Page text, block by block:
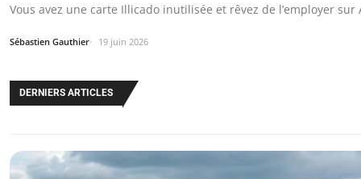
Vous avez une carte Illicado inutilisée et rêvez de l’employer sur
Sébastien Gauthier 19 juin 2026
DERNIERS ARTICLES